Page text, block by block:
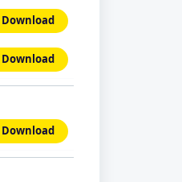
Download
Download
Download